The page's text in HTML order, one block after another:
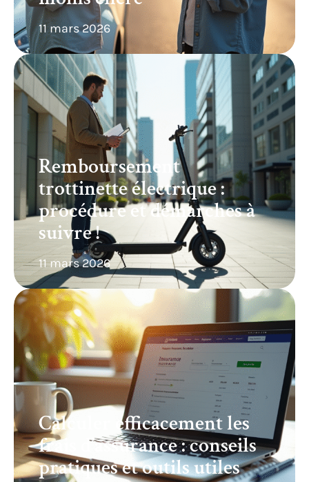
11 mars 2026
Remboursement
trottinette électrique :
procédure et démarches à
suivre !
11 mars 2026
Calculer efficacement les
frais d’assurance : conseils
pratiques et outils utiles